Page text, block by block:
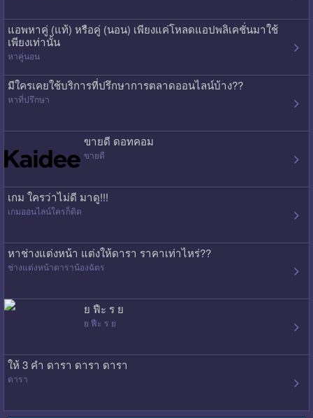
แอพหาคู่ (แท้) หรือคู่ (นอน) เพียงแค่โหลดแอปพลิเคชั่นมาใช้
เพียงเท่านั้น
หาคู่นอน
มีใครเคยใช้บริการที่ปรึกษาการตลาดออนไลน์บ้าง??
หาที่ปรึกษา
ขายดี ดอทคอม
ขายดี
เกม ใครว่าไม่ดี มาดู!!!
เกมออนไลน์ใครก็ติด
หาช่างแต่งหน้า แต่งให้ดารา ราคาเท่าไหร่??
ช่างแต่งหน้าดาราน้องฉัตร
ย ฟืะ ร ย
ย ฟืะ ร ย
ให้ 3 คำ ดารา ดารา ดารา
ดารา